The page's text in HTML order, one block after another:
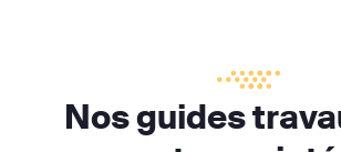
Nos guides